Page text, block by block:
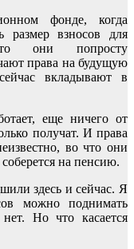
фонде, когда
размер взносов для
они попросту
права на будущую
вкладывают в
еще ничего от
получат. И права
во что они
соберется на пенсию.
здесь и сейчас. Я
можно поднимать
Но что касается